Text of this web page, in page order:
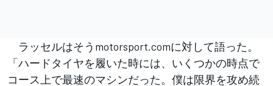
ラッセルはそうmotorsport.comに対して語った。
「ハードタイヤを履いた時には、いくつかの時点で
コース上で最速のマシンだった。僕は限界を攻め続